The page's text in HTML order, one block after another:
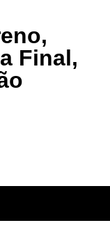
Final,